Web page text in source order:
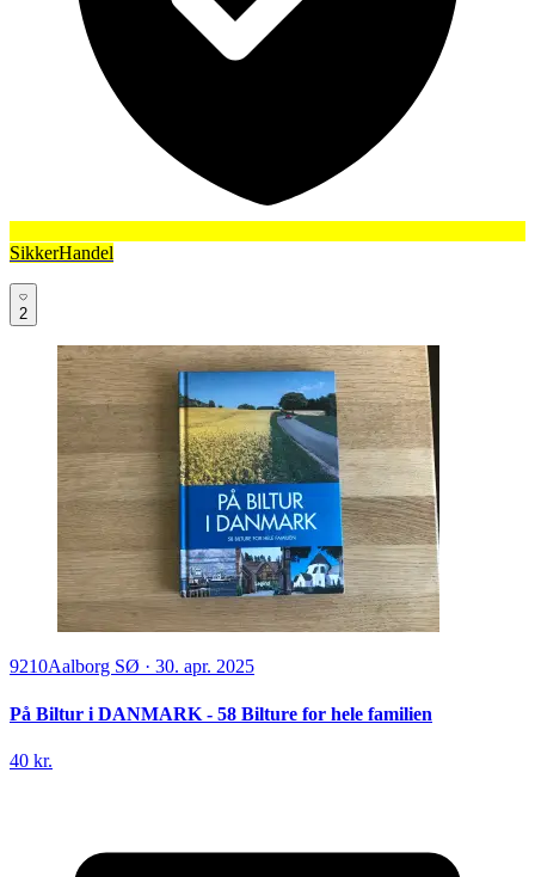
SikkerHandel
2
9210Aalborg SØ · 30. apr. 2025
På Biltur i DANMARK - 58 Bilture for hele familien
40 kr.